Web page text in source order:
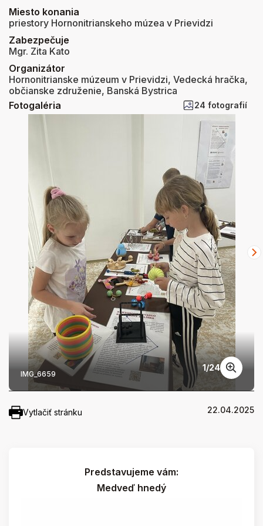
Miesto konania
priestory Hornonitrianskeho múzea v Prievidzi
Zabezpečuje
Mgr. Zita Kato
Organizátor
Hornonitrianske múzeum v Prievidzi, Vedecká hračka,
občianske združenie, Banská Bystrica
Fotogaléria
24 fotografií
IMG_6659
1/24
Vytlačiť stránku 22.04.2025
Predstavujeme vám:
Medveď hnedý